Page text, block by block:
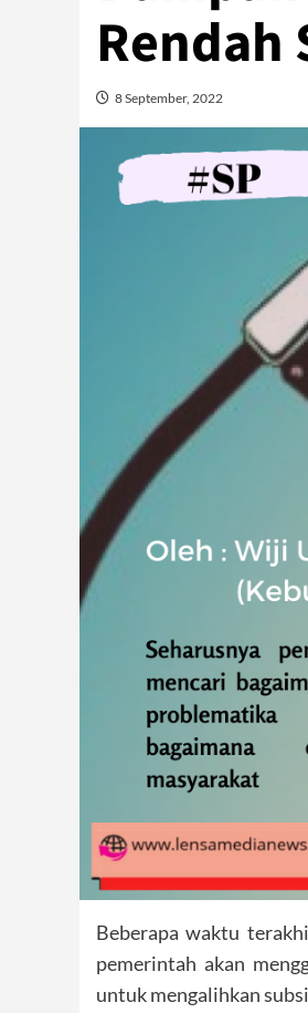
Rendah
8 September, 2022
Beberapa waktu
pemerintah akan
untuk mengalihkan